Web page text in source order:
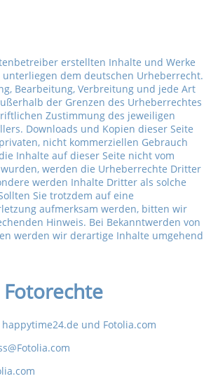
erstellten Inhalte und Werke
dem deutschen Urheberrecht.
Bearbeitung, Verbreitung und jede Art
der Grenzen des Urheberrechtes
Zustimmung des jeweiligen
Downloads und Kopien dieser Seite
nicht kommerziellen Gebrauch
Inhalte auf dieser Seite nicht vom
werden die Urheberrechte Dritter
werden Inhalte Dritter als solche
Sie trotzdem auf eine
aufmerksam werden, bitten wir
Hinweis. Bei Bekanntwerden von
werden wir derartige Inhalte umgehend
und Fotolia.com